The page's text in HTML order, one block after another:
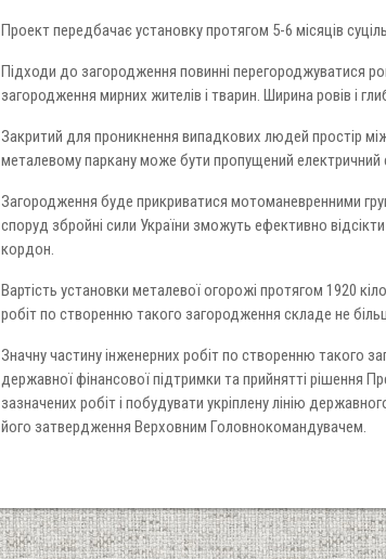
Проект передбачає установку протягом 5-6 місяців
Підходи до загородження повинні перегороджуватися
загородження мирних жителів і тварин. Ширина ровів і
Закритий для проникнення випадкових людей простір
металевому паркану може бути пропущений електричний
Загородження буде прикриватися мотоманевренними
споруд збройні сили України зможуть ефективно
кордон.
Вартість установки металевої огорожі протягом 1920
робіт по створенню такого загородження складе не
Значну частину інженерних робіт по створенню такого
державної фінансової підтримки та прийнятті
зазначених робіт і побудувати укріплену лінію
його затвердження Верховним Головнокомандувачем.